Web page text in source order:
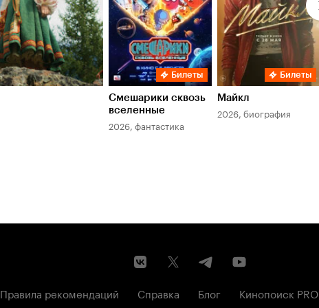
Билеты
Смешарики сквозь
вселенные
2026, фантастика
Билеты
Майкл
2026, биография
Правила рекомендаций Справка Блог Кинопоиск PRO